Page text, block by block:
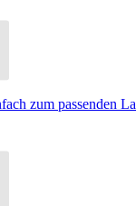
zum passenden